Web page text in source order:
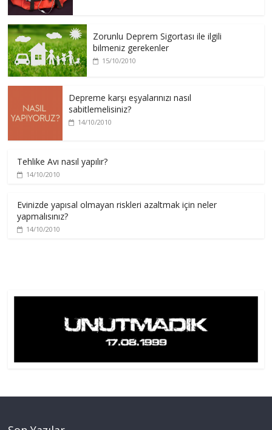
Zorunlu Deprem Sigortası ile ilgili
bilmeniz gerekenler
15/10/2010
Depreme karşı eşyalarınızı nasıl
sabitlemelisiniz?
14/10/2010
Tehlike Avı nasıl yapılır?
14/10/2010
Evinizde yapısal olmayan riskleri azaltmak için neler
yapmalısınız?
14/10/2010